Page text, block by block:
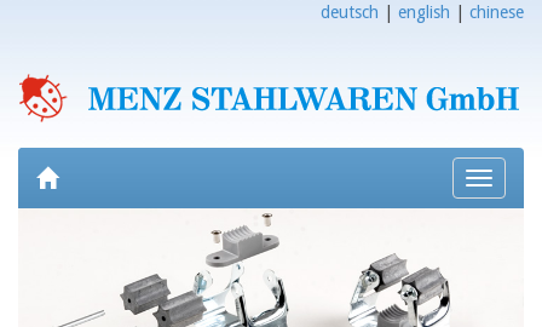
deutsch english chinese
Toggle